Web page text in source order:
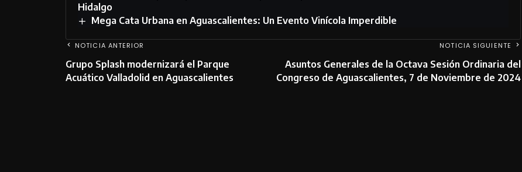
Hidalgo
Mega Cata Urbana en Aguascalientes: Un Evento Vinícola Imperdible
NOTICIA ANTERIOR
Grupo Splash modernizará el Parque
Acuático Valladolid en Aguascalientes
NOTICIA SIGUIENTE
Asuntos Generales de la Octava Sesión Ordinaria del
Congreso de Aguascalientes, 7 de Noviembre de 2024